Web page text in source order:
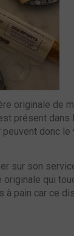
originale de
présent
donc
sur son
qui
à pain car ce